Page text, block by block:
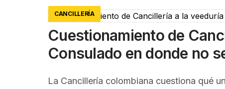
CANCILLERÍA
Cuestionamiento de
Consulado en donde no
La Cancillería colombiana cuestiona qué